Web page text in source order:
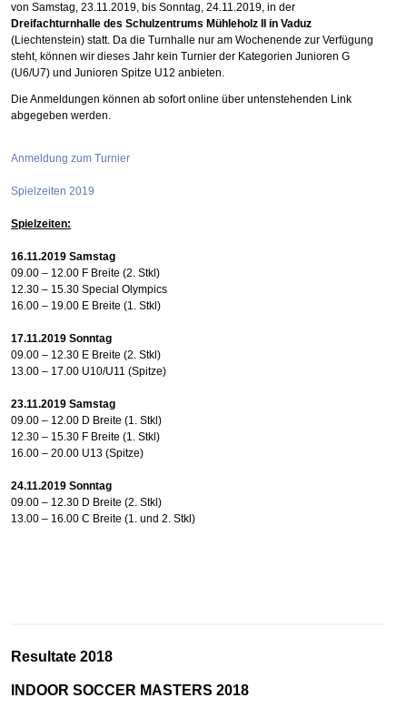
von Samstag, 23.11.2019, bis Sonntag, 24.11.2019, in der
Dreifachturnhalle des Schulzentrums Mühleholz II in Vaduz
(Liechtenstein) statt. Da die Turnhalle nur am Wochenende zur Verfügung
steht, können wir dieses Jahr kein Turnier der Kategorien Junioren G
(U6/U7) und Junioren Spitze U12 anbieten.
Die Anmeldungen können ab sofort online über untenstehenden Link
abgegeben werden.
Anmeldung zum Turnier
Spielzeiten 2019
Spielzeiten:
16.11.2019 Samstag
09.00 – 12.00 F Breite (2. Stkl)
12.30 – 15.30 Special Olympics
16.00 – 19.00 E Breite (1. Stkl)
17.11.2019 Sonntag
09.00 – 12.30 E Breite (2. Stkl)
13.00 – 17.00 U10/U11 (Spitze)
23.11.2019 Samstag
09.00 – 12.00 D Breite (1. Stkl)
12.30 – 15.30 F Breite (1. Stkl)
16.00 – 20.00 U13 (Spitze)
24.11.2019 Sonntag
09.00 – 12.30 D Breite (2. Stkl)
13.00 – 16.00 C Breite (1. und 2. Stkl)
Resultate 2018
INDOOR SOCCER MASTERS 2018